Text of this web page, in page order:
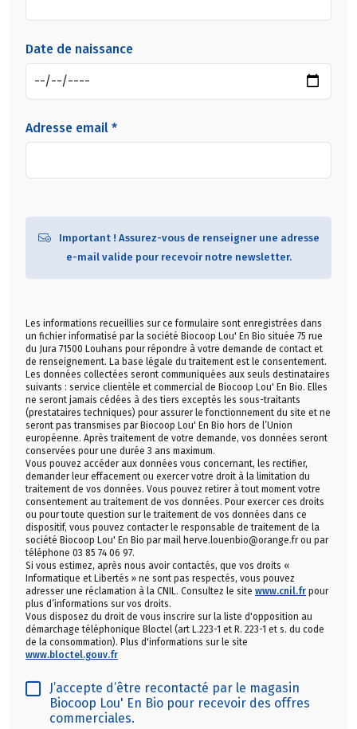
Date de naissance
Adresse email *
Important ! Assurez-vous de renseigner une adresse
e-mail valide pour recevoir notre newsletter.
Les informations recueillies sur ce formulaire sont enregistrées dans
un fichier informatisé par la société Biocoop Lou' En Bio située 75 rue
du Jura 71500 Louhans pour répondre à votre demande de contact et
de renseignement. La base légale du traitement est le consentement.
Les données collectées seront communiquées aux seuls destinataires
suivants : service clientèle et commercial de Biocoop Lou' En Bio. Elles
ne seront jamais cédées à des tiers exceptés les sous-traitants
(prestataires techniques) pour assurer le fonctionnement du site et ne
seront pas transmises par Biocoop Lou' En Bio hors de l’Union
européenne. Après traitement de votre demande, vos données seront
conservées pour une durée 3 ans maximum.
Vous pouvez accéder aux données vous concernant, les rectifier,
demander leur effacement ou exercer votre droit à la limitation du
traitement de vos données. Vous pouvez retirer à tout moment votre
consentement au traitement de vos données. Pour exercer ces droits
ou pour toute question sur le traitement de vos données dans ce
dispositif, vous pouvez contacter le responsable de traitement de la
société Biocoop Lou' En Bio par mail herve.louenbio@orange.fr ou par
téléphone 03 85 74 06 97.
Si vous estimez, après nous avoir contactés, que vos droits «
Informatique et Libertés » ne sont pas respectés, vous pouvez
adresser une réclamation à la CNIL. Consultez le site www.cnil.fr pour
plus d’informations sur vos droits.
Vous disposez du droit de vous inscrire sur la liste d'opposition au
démarchage téléphonique Bloctel (art L.223-1 et R. 223-1 et s. du code
de la consommation). Plus d'informations sur le site
www.bloctel.gouv.fr
J’accepte d’être recontacté par le magasin
Biocoop Lou' En Bio pour recevoir des offres
commerciales.